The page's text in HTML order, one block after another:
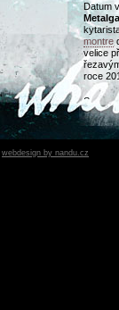
Datum
montre
velice
roce
See
webdesign by nandu.cz